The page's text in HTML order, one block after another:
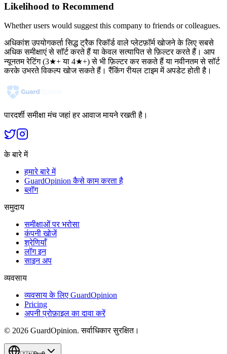
Likelihood to Recommend
Whether users would suggest this company to friends or colleagues.
अधिकांश उपयोगकर्ता सिद्ध ट्रैक रिकॉर्ड वाले प्लेटफ़ॉर्म खोजने के लिए सबसे
अधिक समीक्षाएं से सॉर्ट करते हैं या केवल सत्यापित से फ़िल्टर करते हैं। आप
न्यूनतम रेटिंग (3★+ या 4★+) से भी फ़िल्टर कर सकते हैं या नवीनतम से सॉर्ट
करके उभरते विकल्प खोज सकते हैं। रैंकिंग रीयल टाइम में अपडेट होती है।
पारदर्शी समीक्षा मंच जहां हर आवाज मायने रखती है।
के बारे में
हमारे बारे में
GuardOpinion कैसे काम करता है
ब्लॉग
समुदाय
समीक्षाओं पर भरोसा
कंपनी खोजें
श्रेणियाँ
लॉग इन
साइन अप
व्यवसाय
व्यवसाय के लिए GuardOpinion
Pricing
अपनी प्रोफ़ाइल का दावा करें
© 2026 GuardOpinion.सर्वाधिकार सुरक्षित।